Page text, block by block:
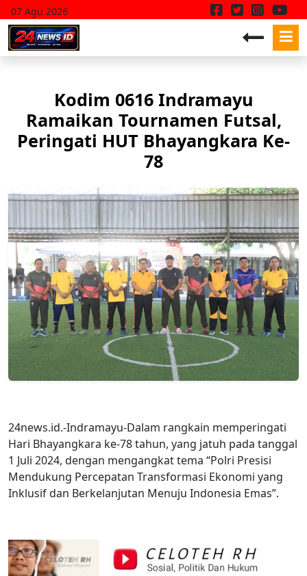
07 Agu 2026
Kodim 0616 Indramayu
Ramaikan Tournamen Futsal,
Peringati HUT Bhayangkara Ke-
78
24news.id.-Indramayu-Dalam rangkain memperingati
Hari Bhayangkara ke-78 tahun, yang jatuh pada tanggal
1 Juli 2024, dengan mengangkat tema “Polri Presisi
Mendukung Percepatan Transformasi Ekonomi yang
Inklusif dan Berkelanjutan Menuju Indonesia Emas”.